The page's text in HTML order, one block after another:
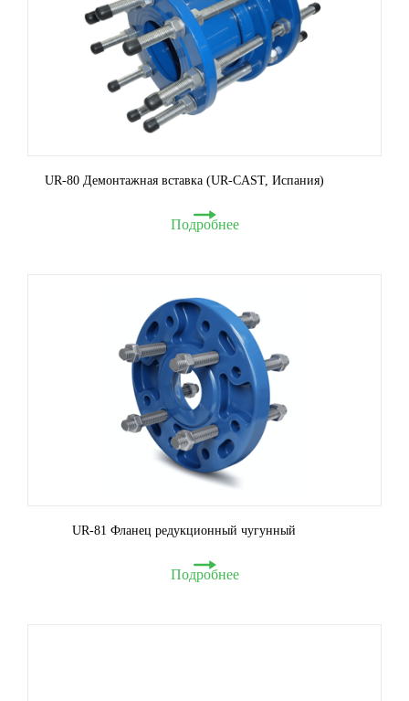
UR-80 Демонтажная вставка (UR-CAST, Испания)
Подробнее
UR-81 Фланец редукционный чугунный
Подробнее